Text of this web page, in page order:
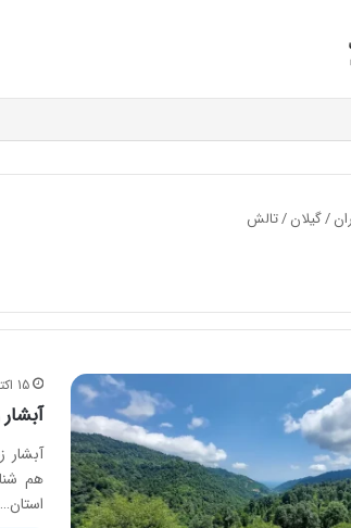
/گیلان/تالش
15 اکتبر , 2025
آبشار
هم
استان…